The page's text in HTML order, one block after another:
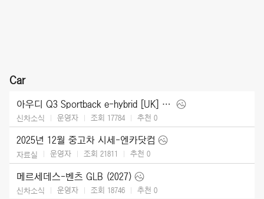
Car
아우디 Q3 Sportback e-hybrid [UK] (2026)
신차소식 운영자 조회 17784 추천 0
2025년 12월 중고차 시세-엔카닷컴
자료실 운영자 조회 21811 추천 0
메르세데스-벤츠 GLB (2027)
신차소식 운영자 조회 18746 추천 0